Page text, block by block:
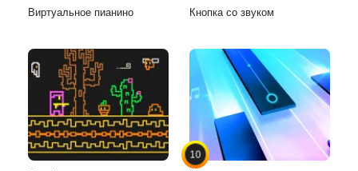
Виртуальное пианино Кнопка со звуком
10